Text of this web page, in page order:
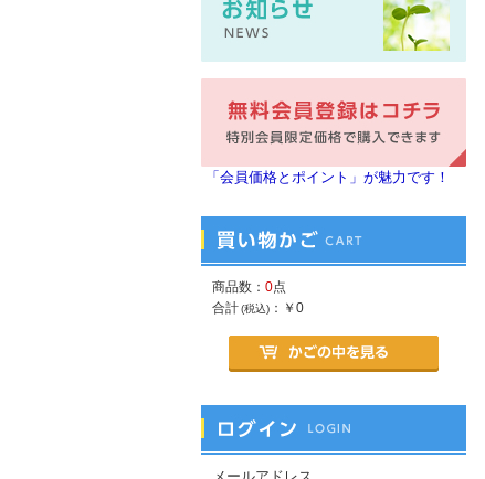
「会員価格とポイント」が魅力です！
商品数： 0点
合計(税込) ： ￥0